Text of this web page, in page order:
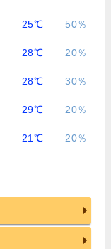
25℃ 50％
28℃ 20％
28℃ 30％
29℃ 20％
21℃ 20％